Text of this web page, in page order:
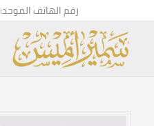
رقم الهاتف الموحد: